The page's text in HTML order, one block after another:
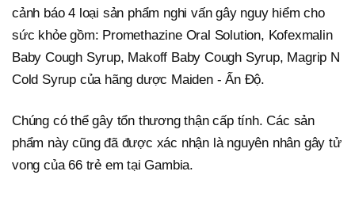
cảnh báo 4 loại sản phẩm nghi vấn gây nguy hiểm cho
sức khỏe gồm: Promethazine Oral Solution, Kofexmalin
Baby Cough Syrup, Makoff Baby Cough Syrup, Magrip N
Cold Syrup của hãng dược Maiden - Ấn Độ.
Chúng có thể gây tổn thương thận cấp tính. Các sản
phẩm này cũng đã được xác nhận là nguyên nhân gây tử
vong của 66 trẻ em tại Gambia.